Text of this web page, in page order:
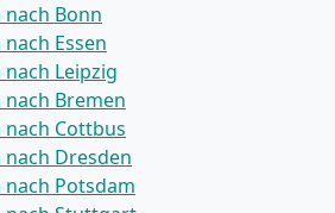
Bonn
Essen
Leipzig
Bremen
Cottbus
Dresden
Potsdam